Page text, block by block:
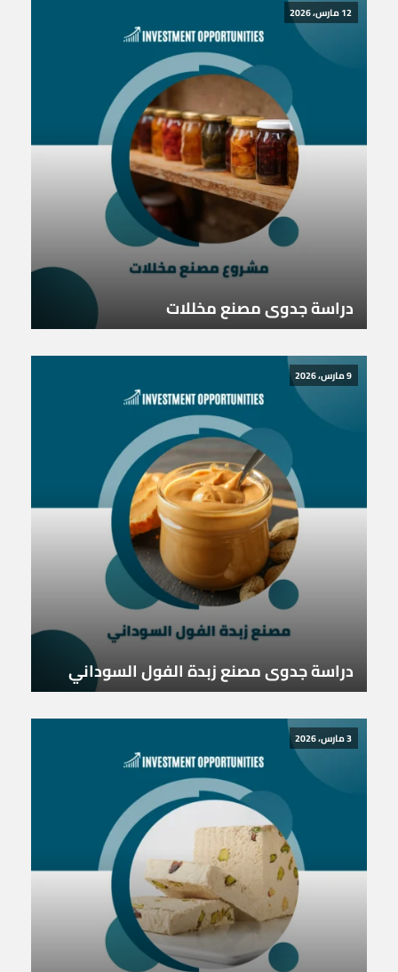
12 مارس، 2026
دراسة جدوى مصنع مخللات
9 مارس، 2026
دراسة جدوى مصنع زبدة الفول السوداني
3 مارس، 2026